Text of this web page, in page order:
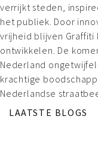
verrijkt steden,
het publiek. Door
vrijheid blijven Graffiti
ontwikkelen. De
Nederland
krachtige
Nederlandse
LAATSTE BLOGS